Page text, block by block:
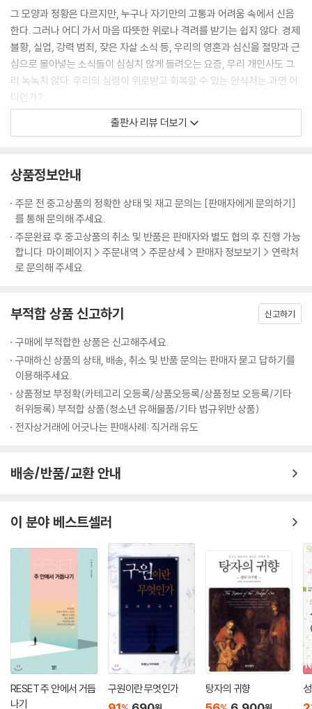
은 하나님이 주신 고귀한 선물입니다 | 십자가에서 흘린 하나님의 눈물은
위로의 눈물입니다 |
10. 연약한 자를 위로하시는 하나님: 연약함은 은혜를 끌어오는 조용한 힘
입니다
연약한 사람은 복이 있습니다 | 성령님은 우리 연약함을 이해하심으로 위
로해 주십니다 | 성령님은 우리 연약함이 오히려 축복임을 깨닫게 하심으
로 위로해 주십니다 | 성령님은 모든 것을 합력하여 선을 이루심으로 연약
입니다 |
11. 실패한 자를 위로하시는 하나님: 실패는 있어도 주저앉을 수는 없습니
하나님은 실패한 자를 위로하십니다 | 하나님은 실패한 자를 찾아오심으
로 위로하십니다 | 하나님은 실패한 자를 치유하심으로 위로하십니다 | 하
가 임하는 곳입니다 |
12. 환난 중에 있는 자를 위로하시는 하나님: 오래 쓰임받기 원하면 오래 견
뎌야 합니다
하나님은 위로의 하나님이십니다 | 하나님은 모든 환난 중에 있는 사람을
위로하십니다 | 하나님은 환난의 목적을 가르쳐 주심으로 위로하십니다 |
하나님은 고난을 견딜 수 있는 능력을 부어 주심으로 위로해 주십니다 | 하
나님은 사람을 통해 우리를 위로하십니다 |
있을 것입니다.
“상처를 잘 가꾸면 소망을 싹 틔웁니다.”
메시아는 상처를 입고 있습니다. 그러나 자신의 상처에 매이지 않고 다른
사람의 상처를 치유해 줍니다. 예수님은 자신의 상처를 치유 능력의 원천
으로 삼았습니다. 상처가 상처를 치유할 수 있습니다. 상처 입은 자만이 상
처 입은 자를 위로할 수 있습니다. 예수님의 상처는 상처 입은 자의 위로입
니다. 또한 예수님의 상처에서 흘러나오는 피가 상처를 치유합니다. 예수
님의 몸에서 흘러나온 물이 상처를 치유합니다. 예수님의 몸에서 흘러나온
하나님은 이제 우리가 예수님처럼 살기 원하십니다. 그런 까닭에 우리에게
람을 이해할 수 없을 것입니다. 상처 입은 사람을 치유하기 위해 손길을 내
밀지 못할 것입니다. 우리는 이해하지 못하는 것을 무시하거나 폄하하는
경향이 있습니다. 심지어 경멸하기까지 합니다. 그런 까닭에 하나님이 우
리 인생에 상처를 허락하시는 것입니다. 우리의 상처를 통해, 상처받은 사
람을 이해하도록 도와주시는 것입니다. 또한 우리의 상처를 영광스럽게 만
무리 지어 사슴을 쫓던 늑대들은 사냥감을 놓치면 처음 추격을 시작하던
자리로 돌아와 다시 추격을 시작합니다. 한번 사냥에 성공했다고 해서 다
음번에도 사냥감에 대한 접근이 쉬워지고 일정 거리를 허용받는 것은 아닙
니다. 처음에 했던 것처럼 모든 과정에 신중을 기해야 합니다. 모든 것은 원
점에서 시작되어야 합니다. 성공했어도 원점에서 시작해야 합니다. 원점이
란 ‘처음부터’입니다. 실패했다면 과감하게 인정해야 합니다. 그리고 원점
다시 시작해야 합니다. 급하다고 바늘허리에 실을 매고 바느질할 수는 없
작할 때는 누구나 다 약자였습니다. 새로운 일을 시작할 때는 다시 약자가
되어야 합니다. 자신을 낮추어 약자가 되는 일만이 승자가 되는 길입니다.
우리의 문제는 너무 강한 데 있습니다. 엘리야의 문제도 너무 강한 데 있었
습니다. 그런 까닭에, 순식간에 지쳐 쓰러졌던 것입니다. 엘리야에게 필요
한 것은 약함을 유지하는 것입니다. 자신의 한계를 인정할 줄 아는 것입니
다. 자신의 약함을 챙길 줄 아는 것입니다.
지금 전 세계가 경제적 위기에 처해 있습니다. 이럴 때는 더욱 자신을 낮추
어야 합니다. 약자처럼 행동해야 합니다. 작은 것 하나도 소홀히 해서는 안
됩니다. 그것은 대단히 위험한 일입니다. 작은 기회도 놓치지 말아야 합니
다. 만용을 부려서는 안 됩니다. 교만하게 행동해서는 안 됩니다. 무모하게
힘을 써서는 더더욱 안 됩니다.
그 모양과 정황은 다르지만, 누구나 자기만의 고통과 어려움 속에서 신음
한다. 그러나 어디 가서 마음 따뜻한 위로나 격려를 받기는 쉽지 않다. 경제
불황, 실업, 강력 범죄, 잦은 자살 소식 등, 우리의 영혼과 심신을 절망과 근
심으로 몰아넣는 소식들이 심심치 않게 들려오는 요즘, 우리 개인사도 그
리 녹녹치 않다. 우리의 심령이 위로받고 회복할 수 있는 안식처는 과연 어
디인가?
이 책은 그처럼 험하고 모진 세상을 힘겹게 살아가는 이들, 삶이 뜻대로 되
지 않아 아픔 가운데 눈물 흘리는 이들에게 하나님의 따듯한 위로를 전한
험하는 기회임을 깨닫게 해준다. 누구보다 우리 마음을 가장 잘 아시는 분
으로부터 오는 위로로 말미암아, 지금 겪고 있는 고난을 뚫고 나가기에 충
분한 격려와 용기를 얻을 것이다.
이 책의 특징 & 독자 유익
- 어떤 상황에서도 낙심하지 않고 고난을 이겨낼 위로와 격려를 받는다.
좋은 선물이 된다.
누가 읽으면 좋은가?
- 절망과 낙심, 상처와 곤고함 등 수많은 어려움으로 인해 위로와 격려, 소
망이 필요한 이들.
- 경제 불황, 시험 실패, 관계의 깨어짐 등 힘겨운 인생살이에 지쳐 새로운
용기와 전환이 필요한 이들.
- 어려움 속에 있는 성도를 위로하고 격려하는 목회자, 상담자.
[내 인생을 바꾼 비전 스토리 Tip]
나그네길 인생에는 늘 외로움과 고통이 찾아듭니다. 그 길을 하나님과 함
께함이 가장 큰 복입니다. 하나님의 위로는 마음 달래 주는 것을 넘어 희망
으로 이끕니다. 예수님도 가난한 나그네셨습니다. 그래서 가난한 자, 머리
둘 곳 없는 자의 마음을 아십니다. 가난 때문에 고통당하는 자의 마음을 아
십니다.
하나님이 함께하시는 것보다 더 큰 복은 없습니다. 그분이 함께하실 때 형
통합니다. 하나님은 항상 당신과 함께하시고, 약속하신 것을 다 이루기까
지 떠나지 않으십니다.
2장. 하나님과 함께하면 나그네 삶도 행복합니다
가장 어둡고 가장 외로울 때, 그때가 바로 가장 큰 위로가 임하는 때입니다.
하나님의 위로는 강한 빛과 같습니다. 하나님의 위로가 임하면 두려움은
출판사 리뷰 더보기
상품정보안내
주문 전 중고상품의 정확한 상태 및 재고 문의는 [판매자에게 문의하기]
를 통해 문의해 주세요.
주문완료 후 중고상품의 취소 및 반품은 판매자와 별도 협의 후 진행 가능
합니다. 마이페이지 > 주문내역 > 주문상세 > 판매자 정보보기 > 연락처
로 문의해 주세요.
부적합 상품 신고하기 신고하기
구매에 부적합한 상품은 신고해주세요.
구매하신 상품의 상태, 배송, 취소 및 반품 문의는 판매자 묻고 답하기를
이용해주세요.
상품정보 부정확(카테고리 오등록/상품오등록/상품정보 오등록/기타
허위등록) 부적합 상품(청소년 유해물품/기타 법규위반 상품)
전자상거래에 어긋나는 판매사례: 직거래 유도
배송/반품/교환 안내
이 분야 베스트셀러
RESET 주 안에서 거듭
나기
구원이란 무엇인가 탕자의 귀향